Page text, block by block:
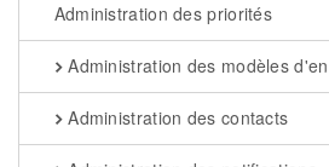
Administration des priorités
Administration des modèles
Administration des contacts